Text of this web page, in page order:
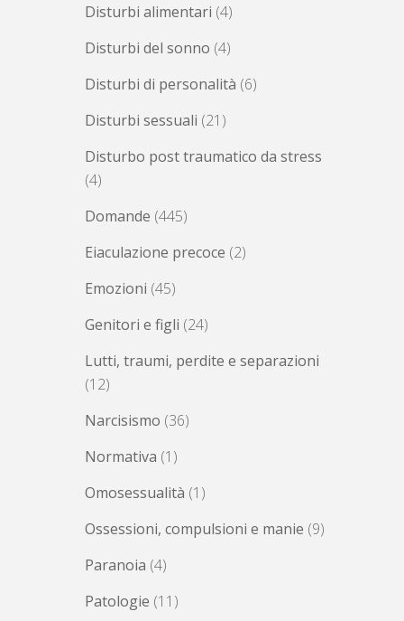
Disturbi alimentari (4)
Disturbi del sonno (4)
Disturbi di personalità (6)
Disturbi sessuali (21)
Disturbo post traumatico da stress
(4)
Domande (445)
Eiaculazione precoce (2)
Emozioni (45)
Genitori e figli (24)
Lutti, traumi, perdite e separazioni
(12)
Narcisismo (36)
Normativa (1)
Omosessualità (1)
Ossessioni, compulsioni e manie (9)
Paranoia (4)
Patologie (11)